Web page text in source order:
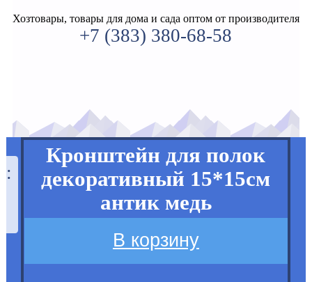
Хозтовары, товары для дома и сада оптом от производителя
+7 (383) 380-68-58
Кронштейн для полок
декоративный 15*15см
антик медь
В корзину